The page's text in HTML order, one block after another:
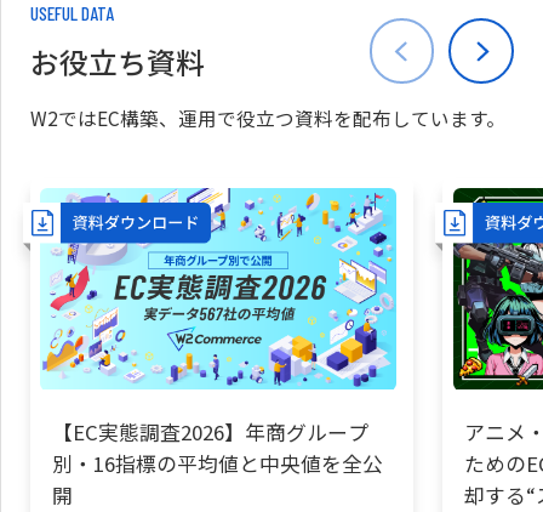
USEFUL DATA
お役立ち資料
W2ではEC構築、運用で役立つ資料を配布しています。
【EC実態調査2026】年商グループ
別・16指標の平均値と中央値を全公
開
アニメ
ための
却する